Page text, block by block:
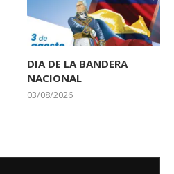
DIA DE LA BANDERA
NACIONAL
03/08/2026